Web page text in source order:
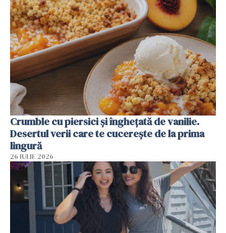
Crumble cu piersici și înghețată de vanilie.
Desertul verii care te cucerește de la prima
lingură
26 IULIE 2026